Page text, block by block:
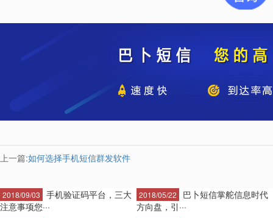
上一篇:如何选择手机短信群发软件
2018/09/03
手机验证码平台，三大
注意事项您···
2018/05/22
巴卜短信掌舵信息时代
方向盘，引···